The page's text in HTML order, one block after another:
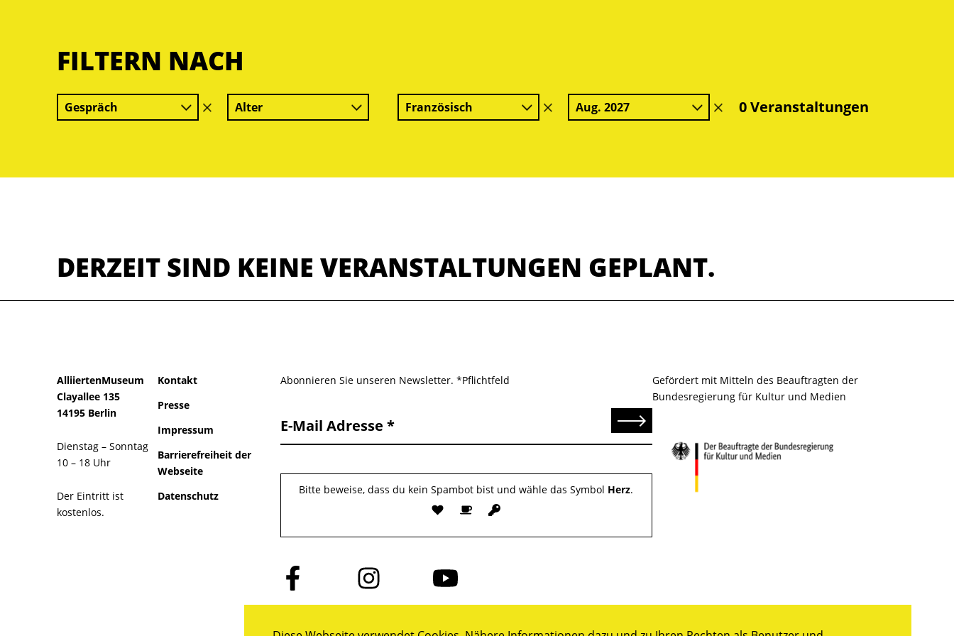
FILTERN NACH
Gespräch
Filter
löschen
Alter Französisch
Filter
löschen
Aug. 2027
Filter0 Veranstaltungen
DERZEIT SIND KEINE VERANSTALTUNGEN GEPLANT.
AlliiertenMuseum
Clayallee 135
14195 Berlin
Dienstag – Sonntag
10 – 18 Uhr
Der Eintritt ist
kostenlos.
Kontakt
Presse
Impressum
Barrierefreiheit der
Webseite
Datenschutz
Abonnieren Sie unseren Newsletter. *Pflichtfeld
E-Mail Adresse Senden
Bitte beweise, dass du kein Spambot bist und wähle das Symbol Herz.
Folge
uns
auf
Folge
uns
auf
Folge
uns
auf
Gefördert mit Mitteln des Beauftragten der
Bundesregierung für Kultur und Medien